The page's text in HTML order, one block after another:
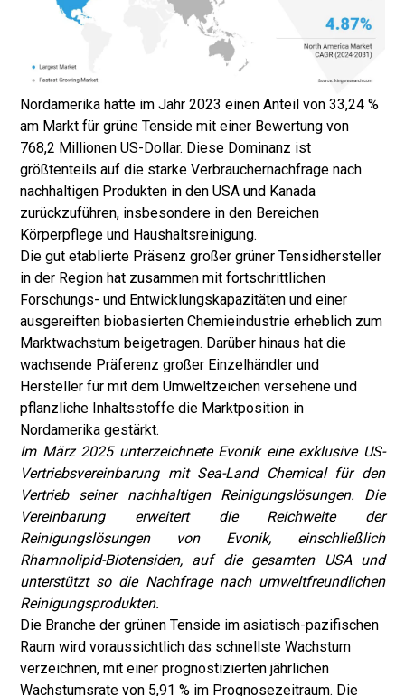
Nordamerika hatte im Jahr 2023 einen Anteil von 33,24 %
am Markt für grüne Tenside mit einer Bewertung von
768,2 Millionen US-Dollar. Diese Dominanz ist
größtenteils auf die starke Verbrauchernachfrage nach
nachhaltigen Produkten in den USA und Kanada
zurückzuführen, insbesondere in den Bereichen
Körperpflege und Haushaltsreinigung.
Die gut etablierte Präsenz großer grüner Tensidhersteller
in der Region hat zusammen mit fortschrittlichen
Forschungs- und Entwicklungskapazitäten und einer
ausgereiften biobasierten Chemieindustrie erheblich zum
Marktwachstum beigetragen. Darüber hinaus hat die
wachsende Präferenz großer Einzelhändler und
Hersteller für mit dem Umweltzeichen versehene und
pflanzliche Inhaltsstoffe die Marktposition in
Nordamerika gestärkt.
Im März 2025 unterzeichnete Evonik eine exklusive US-
Vertriebsvereinbarung mit Sea-Land Chemical für den
Vertrieb seiner nachhaltigen Reinigungslösungen. Die
Vereinbarung erweitert die Reichweite der
Reinigungslösungen von Evonik, einschließlich
Rhamnolipid-Biotensiden, auf die gesamten USA und
unterstützt so die Nachfrage nach umweltfreundlichen
Reinigungsprodukten.
Die Branche der grünen Tenside im asiatisch-pazifischen
Raum wird voraussichtlich das schnellste Wachstum
verzeichnen, mit einer prognostizierten jährlichen
Wachstumsrate von 5,91 % im Prognosezeitraum. Die